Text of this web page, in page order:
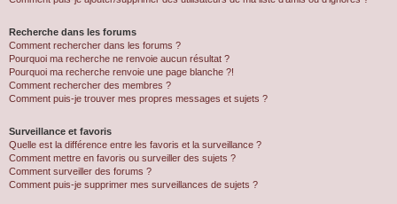
Recherche dans les forums
Comment rechercher dans les forums ?
Pourquoi ma recherche ne renvoie aucun résultat ?
Pourquoi ma recherche renvoie une page blanche ?!
Comment rechercher des membres ?
Comment puis-je trouver mes propres messages et sujets ?
Surveillance et favoris
Quelle est la différence entre les favoris et la surveillance ?
Comment mettre en favoris ou surveiller des sujets ?
Comment surveiller des forums ?
Comment puis-je supprimer mes surveillances de sujets ?